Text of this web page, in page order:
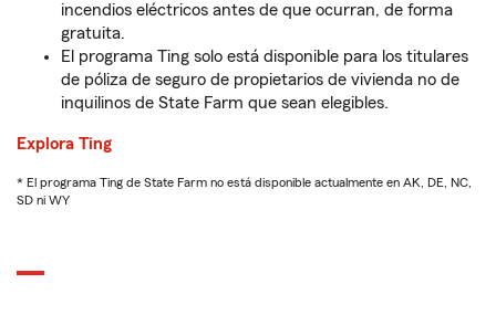
incendios eléctricos antes de que ocurran, de forma
gratuita.
El programa Ting solo está disponible para los titulares
de póliza de seguro de propietarios de vivienda no de
inquilinos de State Farm que sean elegibles.
Explora Ting
* El programa Ting de State Farm no está disponible actualmente en AK, DE, NC,
SD ni WY